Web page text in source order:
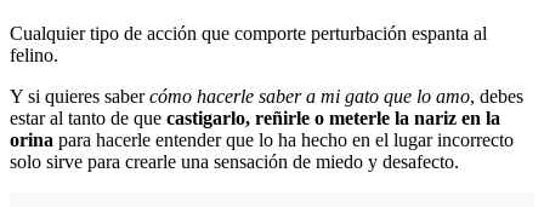
Cualquier tipo de acción que comporte perturbación espanta al
felino.
Y si quieres sabercómo hacerle saber a mi gato que lo amo, debes
estar al tanto de que castigarlo, reñirle o meterle la nariz en la
orina para hacerle entender que lo ha hecho en el lugar incorrecto
solo sirve para crearle una sensación de miedo y desafecto.